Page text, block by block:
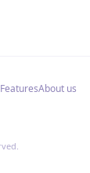
FeaturesAbout us